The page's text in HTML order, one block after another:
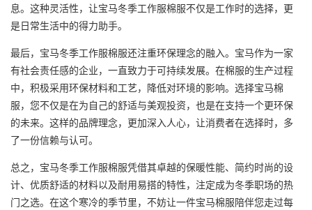
息。这种灵活性，让宝马冬季工作服棉服不仅是工作时的选择，更
是日常生活中的得力助手。
最后，宝马冬季工作服棉服还注重环保理念的融入。宝马作为一家
有社会责任感的企业，一直致力于可持续发展。在棉服的生产过程
中，积极采用环保材料和工艺，降低对环境的影响。选择宝马棉
服，您不仅是在为自己的舒适与美观投资，也是在支持一个更环保
的未来。这样的品牌理念，更加深入人心，让消费者在选择时，多
了一份信赖与认可。
总之，宝马冬季工作服棉服凭借其卓越的保暖性能、简约时尚的设
计、优质舒适的材料以及耐用易搭的特性，注定成为冬季职场的热
门之选。在这个寒冷的季节里，不妨让一件宝马棉服陪伴您走过每